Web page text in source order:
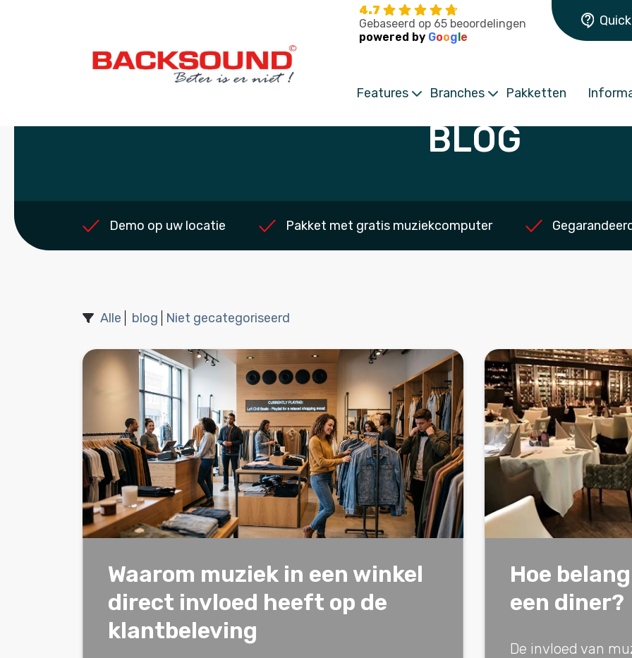
4.7
Gebaseerd op 65 beoordelingen
powered by Google
Features Branches Pakketten
BLOG
Demo op uw locatie Pakket met gratis muziekcomputer
Alle blog Niet gecategoriseerd
Waarom muziek in een winkel
direct invloed heeft op de
klantbeleving
Hoe
een diner?
De invloed van